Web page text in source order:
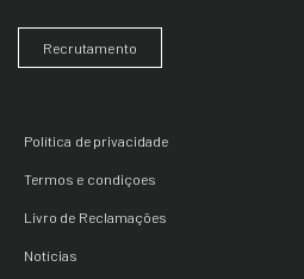
Recrutamento
Política de privacidade
Termos e condiçoes
Livro de Reclamações
Notícias